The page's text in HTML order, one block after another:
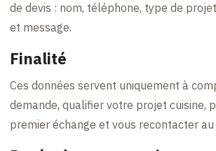
de devis : nom, téléphone, type de
et message.
Finalité
Ces données servent uniquement à
demande, qualifier votre projet cuisine,
premier échange et vous recontacter au